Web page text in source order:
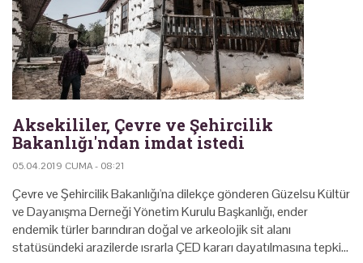
Aksekililer, Çevre ve Şehircilik
Bakanlığı'ndan imdat istedi
05.04.2019 CUMA - 08:21
Çevre ve Şehircilik Bakanlığı'na dilekçe gönderen Güzelsu Kültür
ve Dayanışma Derneği Yönetim Kurulu Başkanlığı, ender
endemik türler barındıran doğal ve arkeolojik sit alanı
statüsündeki arazilerde ısrarla ÇED kararı dayatılmasına tepki…